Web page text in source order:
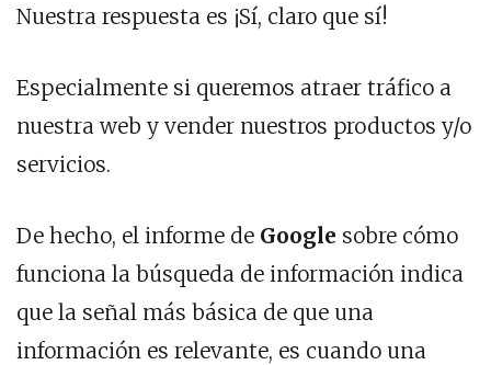
Nuestra respuesta es ¡Sí, claro que sí!
Especialmente si queremos atraer tráfico a
nuestra web y vender nuestros productos y/o
servicios.
De hecho, el informe de Google sobre cómo
funciona la búsqueda de información indica
que la señal más básica de que una
información es relevante, es cuando una